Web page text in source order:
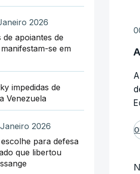
2026
de apoiantes de
se em
impedidas de
Venezuela
2026
para defesa
que libertou